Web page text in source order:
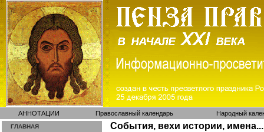
АННОТАЦИИ Православный календарь Народный
ГЛАВНАЯ
События, вехи истории, имена...